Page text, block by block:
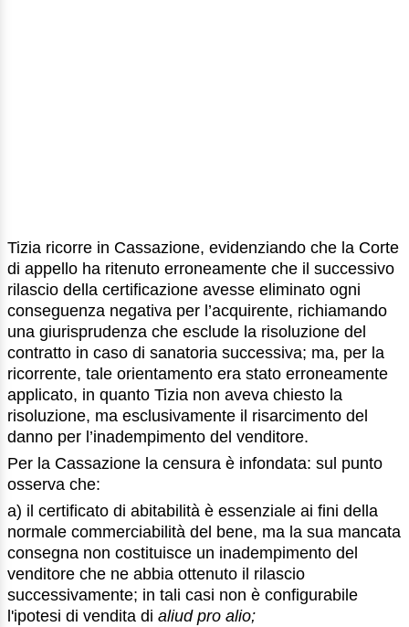
Tizia ricorre in Cassazione, evidenziando che la Corte
di appello ha ritenuto erroneamente che il successivo
rilascio della certificazione avesse eliminato ogni
conseguenza negativa per l’acquirente, richiamando
una giurisprudenza che esclude la risoluzione del
contratto in caso di sanatoria successiva; ma, per la
ricorrente, tale orientamento era stato erroneamente
applicato, in quanto Tizia non aveva chiesto la
risoluzione, ma esclusivamente il risarcimento del
danno per l’inadempimento del venditore.
Per la Cassazione la censura è infondata: sul punto
osserva che:
a) il certificato di abitabilità è essenziale ai fini della
normale commerciabilità del bene, ma la sua mancata
consegna non costituisce un inadempimento del
venditore che ne abbia ottenuto il rilascio
successivamente; in tali casi non è configurabile
l'ipotesi di vendita di aliud pro alio;